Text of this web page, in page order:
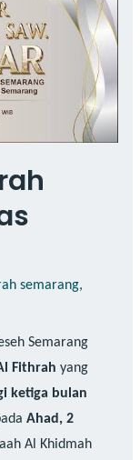
semarang,
Semarang
Fithrah yang
ketiga bulan
Ahad, 2
Al Khidmah